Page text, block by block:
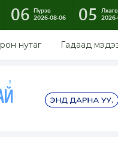
06 Пүрэв
2026-08-06
05
нутаг Гадаад